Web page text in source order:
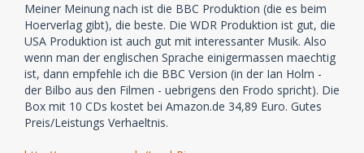
Meiner Meinung nach ist die BBC Produktion (die es beim
Hoerverlag gibt), die beste. Die WDR Produktion ist gut, die
USA Produktion ist auch gut mit interessanter Musik. Also
wenn man der englischen Sprache einigermassen maechtig
ist, dann empfehle ich die BBC Version (in der Ian Holm -
der Bilbo aus den Filmen - uebrigens den Frodo spricht). Die
Box mit 10 CDs kostet bei Amazon.de 34,89 Euro. Gutes
Preis/Leistungs Verhaeltnis.